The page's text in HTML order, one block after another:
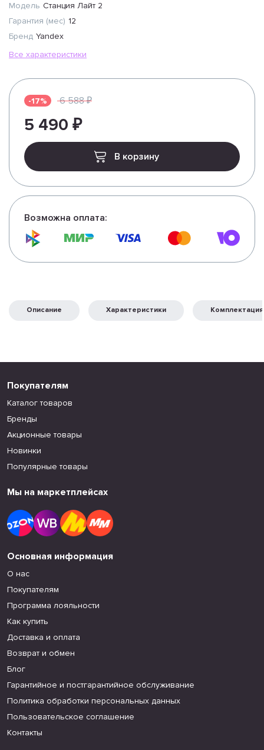
Модель Станция Лайт 2
Гарантия (мес) 12
Бренд Yandex
Все характеристики
-17% 6 588 ₽
5 490 ₽
В корзину
Возможна оплата:
Описание Характеристики Комплектация
Покупателям
Каталог товаров
Бренды
Акционные товары
Новинки
Популярные товары
Мы на маркетплейсах
Основная информация
О нас
Покупателям
Программа лояльности
Как купить
Доставка и оплата
Возврат и обмен
Блог
Гарантийное и постгарантийное обслуживание
Политика обработки персональных данных
Пользовательское соглашение
Контакты